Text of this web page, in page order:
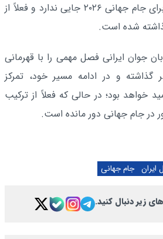
تیم ملی بزرگسالان ایران برای جام جهانی ۲۰۲۶ جایی ندارد و فعلاً از
شده است.
جوان ایرانی فصل مهمی را با قهرمانی
و در ادامه مسیر خود، تمرکز
خواهد بود؛ در حالی که فعلاً از ترکیب
در جام جهانی دور مانده است.
ایران جام جهانی
زیر دنبال کنید.